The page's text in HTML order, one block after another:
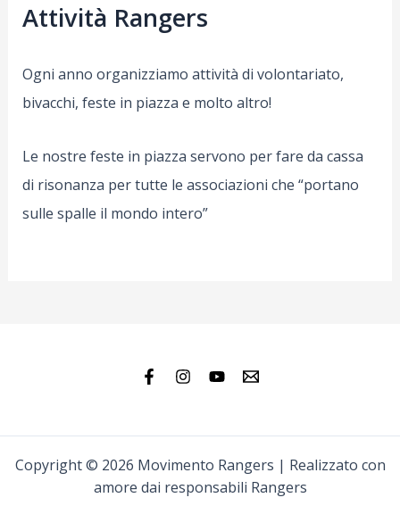
Attività Rangers
Ogni anno organizziamo attività di volontariato,
bivacchi, feste in piazza e molto altro!
Le nostre feste in piazza servono per fare da cassa
di risonanza per tutte le associazioni che “portano
sulle spalle il mondo intero”
Copyright © 2026 Movimento Rangers | Realizzato con
amore dai responsabili Rangers